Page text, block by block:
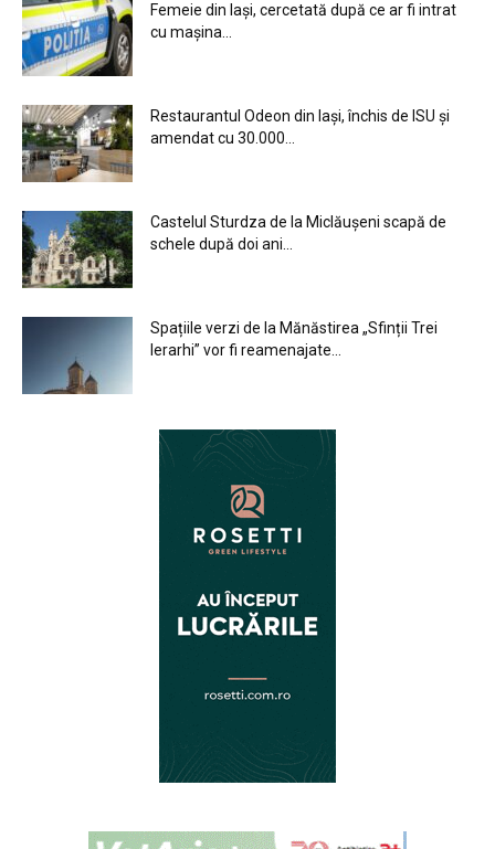
Femeie din Iași, cercetată după ce ar fi intrat
cu mașina...
Restaurantul Odeon din Iași, închis de ISU și
amendat cu 30.000...
Castelul Sturdza de la Miclăușeni scapă de
schele după doi ani...
Spațiile verzi de la Mănăstirea „Sfinții Trei
Ierarhi” vor fi reamenajate...